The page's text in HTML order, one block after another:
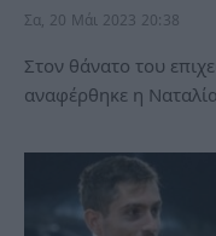
Σα, 20 Μάι 2023 20:38
Στον θάνατο του
αναφέρθηκε η